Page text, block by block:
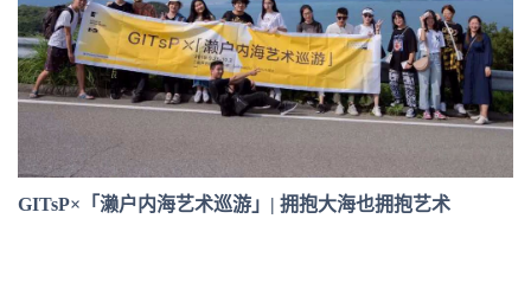
GITsP×「濑户内海艺术巡游」| 拥抱大海也拥抱艺术